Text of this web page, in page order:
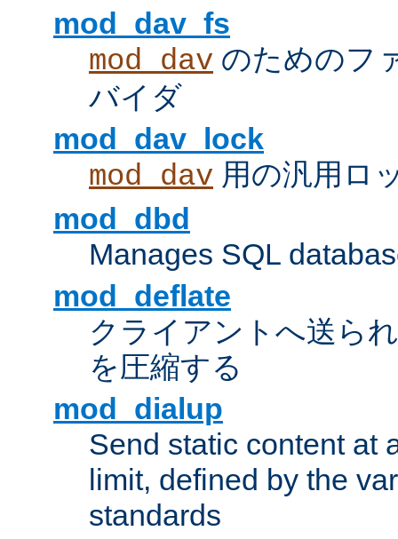
mod_dav_fs
mod_dav のためのフ
バイダ
mod_dav_lock
mod_dav 用の汎用ロ
mod_dbd
Manages SQL
mod_deflate
クライアントへ送ら
を圧縮する
mod_dialup
Send static content at
limit, defined by the
standards